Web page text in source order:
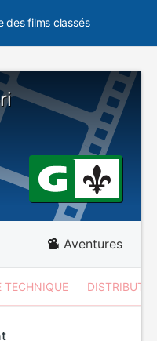
des films classés
Aventures
TECHNIQUE